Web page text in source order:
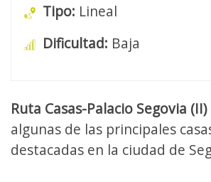
Tipo: Lineal
Dificultad: Baja
Ruta Casas-Palacio Segovia (II)
algunas de las principales
destacadas en la ciudad de